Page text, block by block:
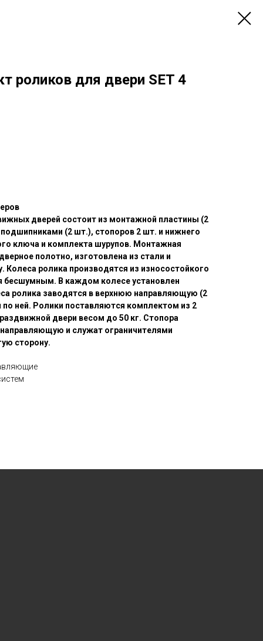
роликов для двери SET 4
дверей состоит из монтажной пластины (2
(2 шт.), стопоров 2 шт. и нижнего
ключа и комплекта шурупов. Монтажная
полотно, изготовлена из стали и
Колеса ролика производятся из износостойкого
бесшумным. В каждом колесе установлен
ролика заводятся в верхнюю направляющую (2
ней. Ролики поставляются комплектом из 2
двери весом до 50 кг. Стопора
и служат ограничителями
сторону.